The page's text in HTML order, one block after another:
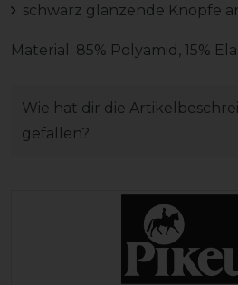
schwarz glänzende Knöpfe
Material: 85% Polyamid, 15%
Wie hat dir die
gefallen?